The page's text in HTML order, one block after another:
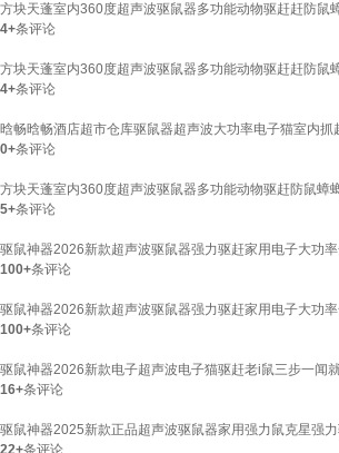
方块天蓬室内360度超声波驱鼠器多功能动物驱赶赶防鼠
4+条评论
方块天蓬室内360度超声波驱鼠器多功能动物驱赶赶防鼠
4+条评论
晗畅晗畅酒店超市仓库驱鼠器超声波大功率电子猫室内抓
0+条评论
方块天蓬室内360度超声波驱鼠器多功能动物驱赶防鼠蟑
5+条评论
驱鼠神器2026新款超声波驱鼠器强力驱赶家用电子大功
100+条评论
驱鼠神器2026新款超声波驱鼠器强力驱赶家用电子大功
100+条评论
驱鼠神器2026新款电子超声波电子猫驱赶老i鼠三步一闻
16+条评论
驱鼠神器2025新款正品超声波驱鼠器家用强力鼠克星强力
22+条评论